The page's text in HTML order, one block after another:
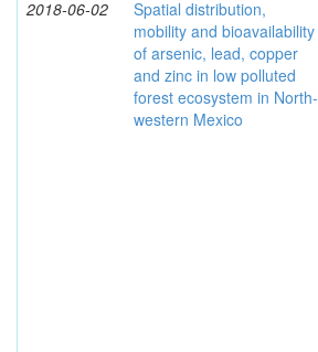
2018-06-02
Spatial distribution,
mobility and bioavailability
of arsenic, lead, copper
and zinc in low polluted
forest ecosystem in North-
western Mexico